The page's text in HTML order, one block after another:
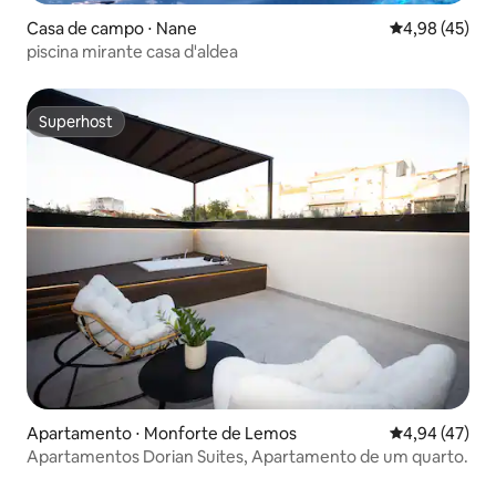
Casa de campo ⋅ Nane 4,98 de uma
4,98 (45)
piscina mirante casa d'aldea
Superhost
Superhost
Apartamento ⋅ Monforte de Lemos 4,94 de uma
4,94 (47)
Apartamentos Dorian Suites, Apartamento de um quarto.